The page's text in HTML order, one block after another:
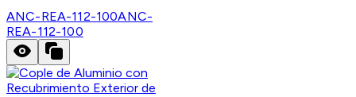
ANC-REA-112-100ANC-
REA-112-100